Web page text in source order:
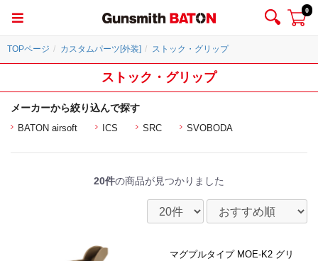
0
TOPページ カスタムパーツ[外装] ストック・グリップ
ストック・グリップ
メーカーから絞り込んで探す
BATON airsoft ICS SRC SVOBODA
20件の商品が見つかりました
マグプルタイプ MOE-K2 グリ